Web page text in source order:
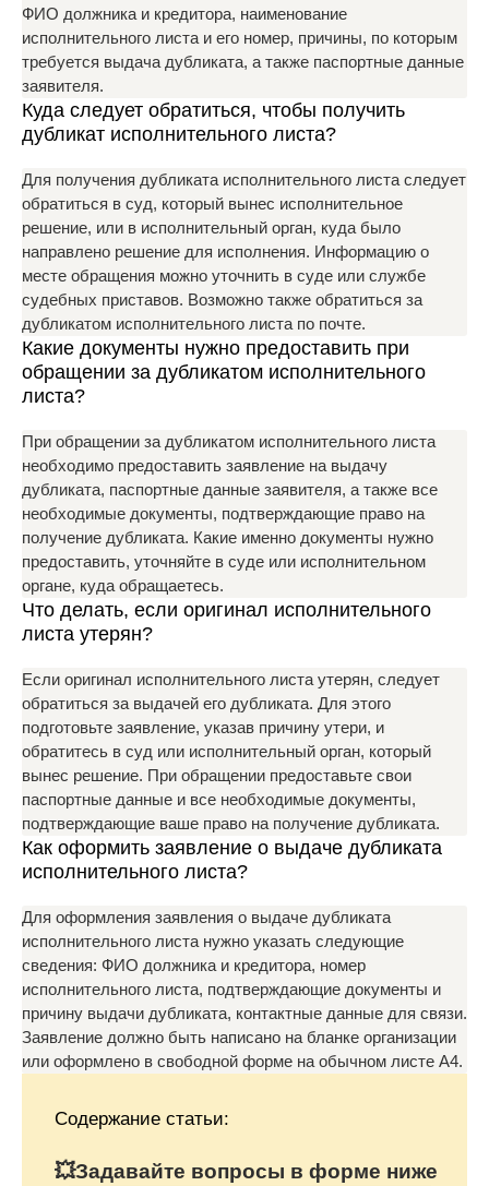
ФИО должника и кредитора, наименование
исполнительного листа и его номер, причины, по которым
требуется выдача дубликата, а также паспортные данные
заявителя.
Куда следует обратиться, чтобы получить
дубликат исполнительного листа?
Для получения дубликата исполнительного листа следует
обратиться в суд, который вынес исполнительное
решение, или в исполнительный орган, куда было
направлено решение для исполнения. Информацию о
месте обращения можно уточнить в суде или службе
судебных приставов. Возможно также обратиться за
дубликатом исполнительного листа по почте.
Какие документы нужно предоставить при
обращении за дубликатом исполнительного
листа?
При обращении за дубликатом исполнительного листа
необходимо предоставить заявление на выдачу
дубликата, паспортные данные заявителя, а также все
необходимые документы, подтверждающие право на
получение дубликата. Какие именно документы нужно
предоставить, уточняйте в суде или исполнительном
органе, куда обращаетесь.
Что делать, если оригинал исполнительного
листа утерян?
Если оригинал исполнительного листа утерян, следует
обратиться за выдачей его дубликата. Для этого
подготовьте заявление, указав причину утери, и
обратитесь в суд или исполнительный орган, который
вынес решение. При обращении предоставьте свои
паспортные данные и все необходимые документы,
подтверждающие ваше право на получение дубликата.
Как оформить заявление о выдаче дубликата
исполнительного листа?
Для оформления заявления о выдаче дубликата
исполнительного листа нужно указать следующие
сведения: ФИО должника и кредитора, номер
исполнительного листа, подтверждающие документы и
причину выдачи дубликата, контактные данные для связи.
Заявление должно быть написано на бланке организации
или оформлено в свободной форме на обычном листе А4.
Содержание статьи:
💥Задавайте вопросы в форме ниже